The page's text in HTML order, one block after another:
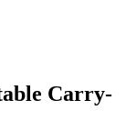
Carry-